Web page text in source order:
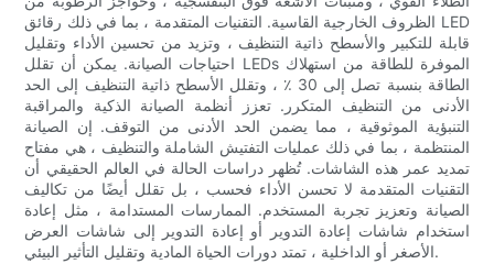
الظروف الخارجية القاسية. التقنيات المتقدمة ، بما في ذلك رقائق LED
قابلة للتكبير والأسطح ذاتية التنظيف ، وتزيد من تحسين الأداء وتقليل
احتياجات الصيانة. يمكن أن تقلل LEDs الموفرة للطاقة من استهلاك
الطاقة بنسبة تصل إلى 30 ٪ ، وتقلل الأسطح ذاتية التنظيف إلى الحد
الأدنى من التنظيف المتكرر. تعزز أنظمة الصيانة الذكية والمراقبة
التنبؤية الموثوقية ، مما يضمن الحد الأدنى من التوقف. إن الصيانة
المنتظمة ، بما في ذلك عمليات التفتيش الشاملة والتنظيف ، هي مفتاح
تمديد عمر هذه الشاشات. تُظهر دراسات الحالة في العالم الحقيقي أن
التقنيات المتقدمة لا تحسن الأداء فحسب ، بل تقلل أيضًا من تكاليف
الصيانة وتعزيز تجربة المستخدم. الممارسات المستدامة ، مثل إعادة
استخدام شاشات إعادة التدوير أو إعادة التدوير إلى شاشات العرض
الأصغر أو الداخلية ، تمتد دورات الحياة المادية وتقليل التأثير البيئي.